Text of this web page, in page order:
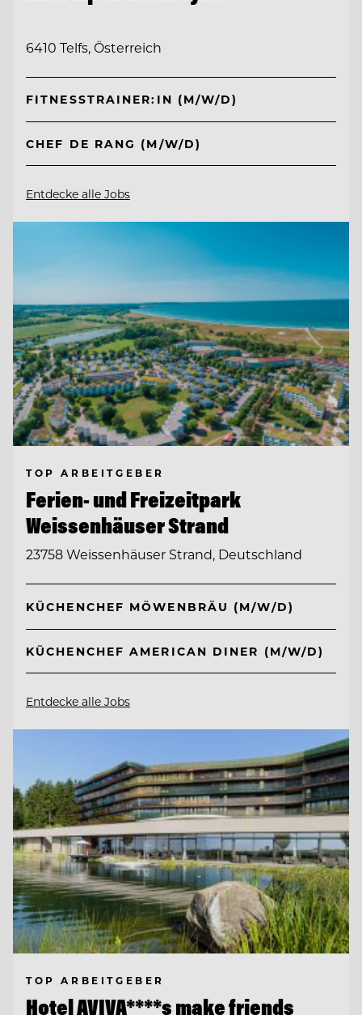
6410 Telfs, Österreich
FITNESSTRAINER:IN (M/W/D)
CHEF DE RANG (M/W/D)
Entdecke alle Jobs
TOP ARBEITGEBER
Ferien- und Freizeitpark
Weissenhäuser Strand
23758 Weissenhäuser Strand, Deutschland
KÜCHENCHEF MÖWENBRÄU (M/W/D)
KÜCHENCHEF AMERICAN DINER (M/W/D)
Entdecke alle Jobs
TOP ARBEITGEBER
Hotel AVIVA****s make friends